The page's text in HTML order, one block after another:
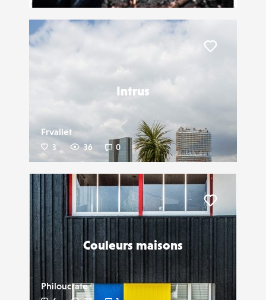
Intrus
Frvallet
3 36 0
Couleurs maisons
Philoucrate